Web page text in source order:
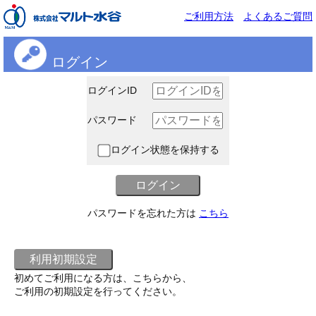
ご利用方法 よくあるご質問
ログイン
ログインID
パスワード
ログイン状態を保持する
パスワードを忘れた方は こちら
初めてご利用になる方は、こちらから、
ご利用の初期設定を行ってください。